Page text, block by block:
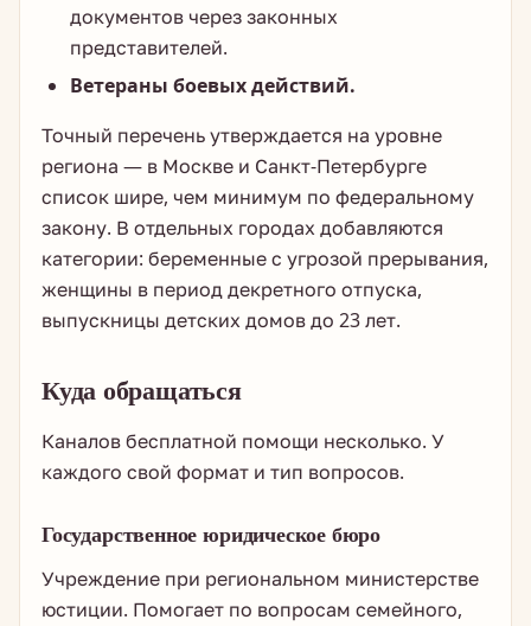
документов через законных
представителей.
Ветераны боевых действий.
Точный перечень утверждается на уровне
региона — в Москве и Санкт-Петербурге
список шире, чем минимум по федеральному
закону. В отдельных городах добавляются
категории: беременные с угрозой прерывания,
женщины в период декретного отпуска,
выпускницы детских домов до 23 лет.
Куда обращаться
Каналов бесплатной помощи несколько. У
каждого свой формат и тип вопросов.
Государственное юридическое бюро
Учреждение при региональном министерстве
юстиции. Помогает по вопросам семейного,